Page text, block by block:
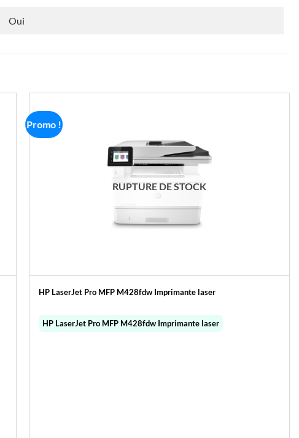
Oui
Promo !
RUPTURE DE STOCK
HP LaserJet Pro MFP M428fdw Imprimante laser
HP LaserJet Pro MFP M428fdw Imprimante laser